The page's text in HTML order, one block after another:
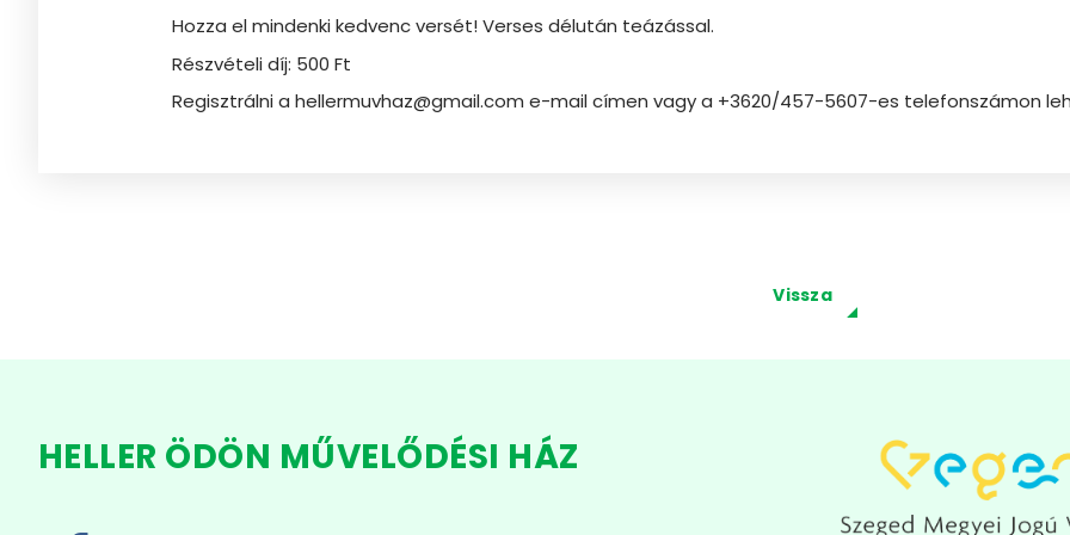
Hozza el mindenki kedvenc versét! Verses délután teázással.
Részvételi díj: 500 Ft
Regisztrálni a hellermuvhaz@gmail.com e-mail címen vagy a +3620/457-5607-es telefonszámon
Vissza
HELLER ÖDÖN MŰVELŐDÉSI HÁZ